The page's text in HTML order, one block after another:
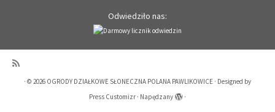
Odwiedziło nas:
· © 2026 OGRODY DZIAŁKOWE SŁONECZNA POLANA PAWLIKOWICE · Designed by
Press Customizr · Napędzany ·